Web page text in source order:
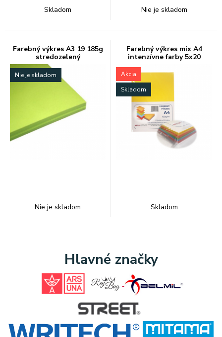
Skladom Nie je skladom
Farebný výkres A3 19 185g
stredozelený
Nie je skladom
Nie je skladom
Farebný výkres mix A4
intenzívne farby 5x20
Akcia
Skladom
Skladom
Hlavné značky